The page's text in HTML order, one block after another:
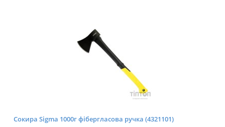
Сокира Sigma 1000г фібергласова ручка (4321101)